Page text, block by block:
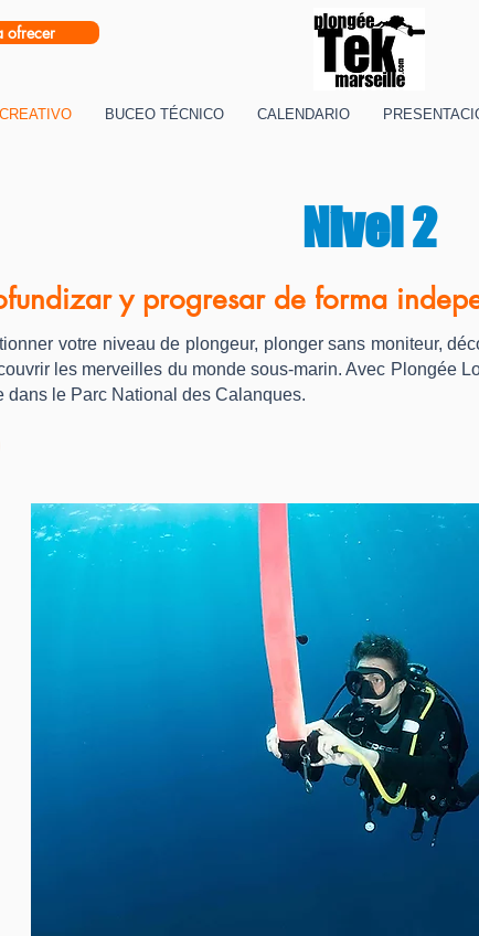
ofrecer
BUCEO TÉCNICO CALENDARIO
Nivel 2
y progresar de forma
votre niveau de plongeur, plonger sans moniteur,
les merveilles du monde sous-marin. Avec Plongée
dans le Parc National des Calanques.